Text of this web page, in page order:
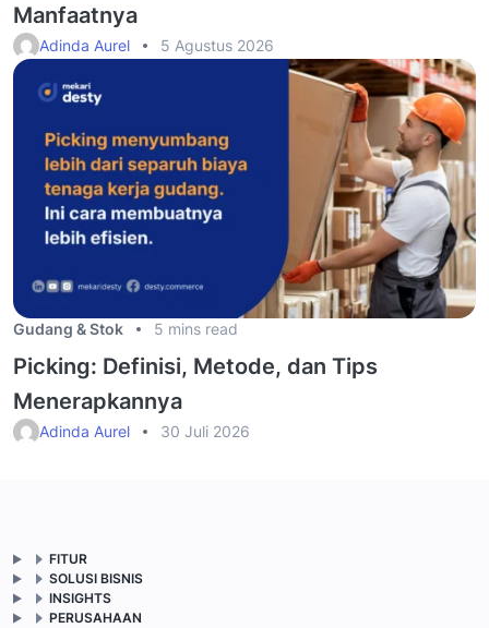
Manfaatnya
Adinda Aurel 5 Agustus 2026
Gudang & Stok 5 mins read
Picking: Definisi, Metode, dan Tips
Menerapkannya
Adinda Aurel 30 Juli 2026
FITUR
SOLUSI BISNIS
INSIGHTS
PERUSAHAAN